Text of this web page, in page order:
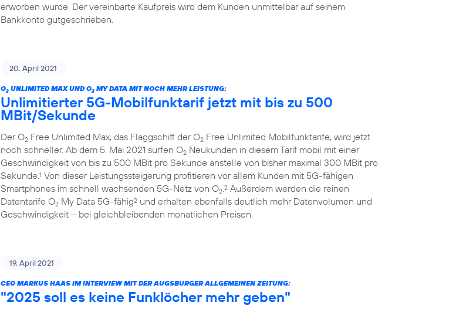
erworben wurde. Der vereinbarte Kaufpreis wird dem Kunden unmittelbar auf seinem
Bankkonto gutgeschrieben.
20. April 2021
O2 UNLIMITED MAX UND O2 MY DATA MIT NOCH MEHR LEISTUNG:
Unlimitierter 5G-Mobilfunktarif jetzt mit bis zu 500
MBit/Sekunde
Der O2 Free Unlimited Max, das Flaggschiff der O2 Free Unlimited Mobilfunktarife, wird jetzt
noch schneller. Ab dem 5. Mai 2021 surfen O2 Neukunden in diesem Tarif mobil mit einer
Geschwindigkeit von bis zu 500 MBit pro Sekunde anstelle von bisher maximal 300 MBit pro
Sekunde.1 Von dieser Leistungssteigerung profitieren vor allem Kunden mit 5G-fähigen
Smartphones im schnell wachsenden 5G-Netz von O2.2 Außerdem werden die reinen
Datentarife O2 My Data 5G-fähig2 und erhalten ebenfalls deutlich mehr Datenvolumen und
Geschwindigkeit – bei gleichbleibenden monatlichen Preisen.
19. April 2021
CEO MARKUS HAAS IM INTERVIEW MIT DER AUGSBURGER ALLGEMEINEN ZEITUNG:
"2025 soll es keine Funklöcher mehr geben"